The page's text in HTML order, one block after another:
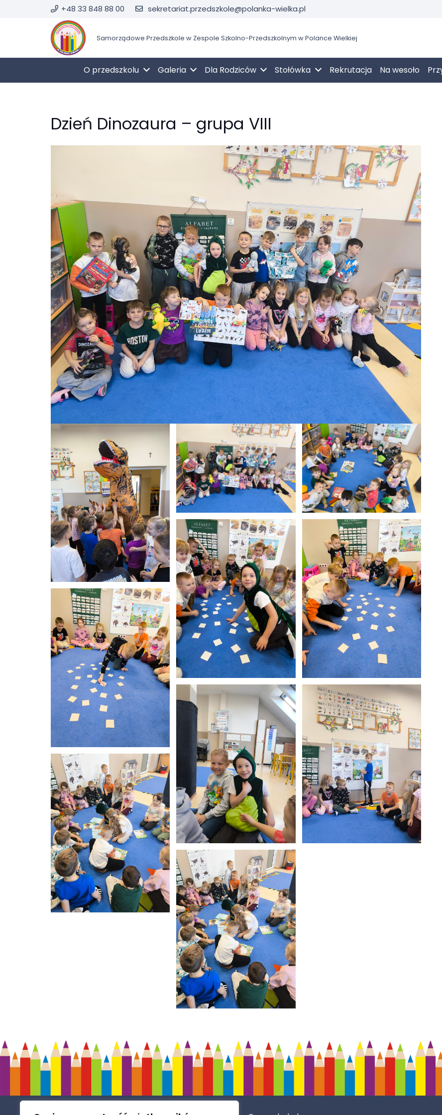
+48 33 848 88 00 sekretariat.przedszkole@polanka-wielka.pl
Samorządowe Przedszkole w Zespole Szkolno-Przedszkolnym w Polance Wielkiej
O przedszkolu Galeria Dla Rodziców Stołówka Rekrutacja Na wesoło
Dzień Dinozaura – grupa VIII